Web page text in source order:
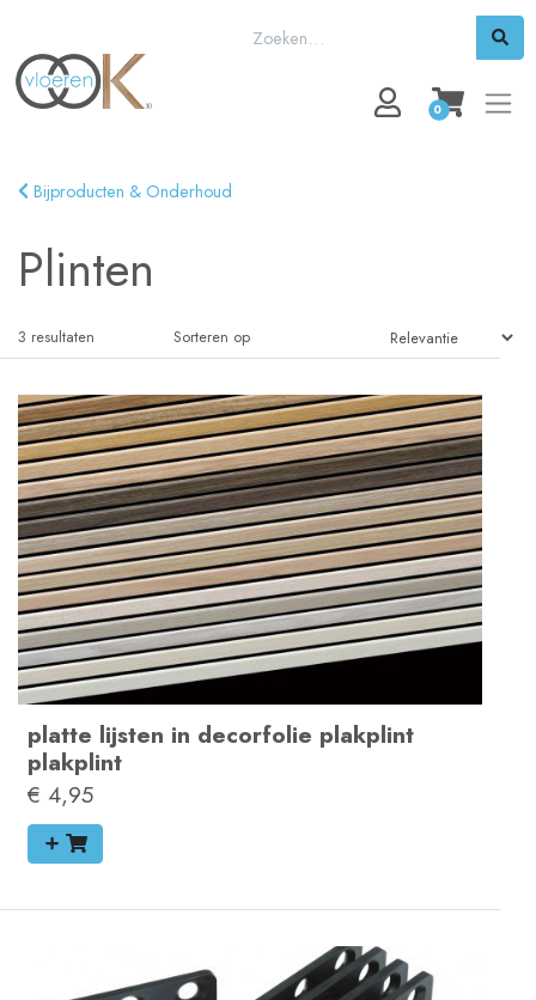
0
Bijproducten & Onderhoud
Plinten
3 resultaten Sorteren op
platte lijsten in decorfolie plakplint
plakplint
€ 4,95